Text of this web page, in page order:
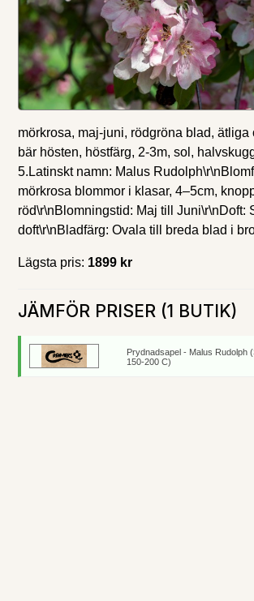
mörkrosa, maj-juni, rödgröna blad, ätliga
bär hösten, höstfärg, 2-3m, sol,
5.Latinskt namn: Malus
mörkrosa blommor i klasar, 4–5cm,
röd\r\nBlomningstid: Maj till Juni\r\nDoft:
doft\r\nBladfärg: Ovala till breda blad i
Lägsta pris: 1899 kr
JÄMFÖR PRISER (1 BUTIK)
Prydnadsapel - Malus Rudolph
150-200 C)